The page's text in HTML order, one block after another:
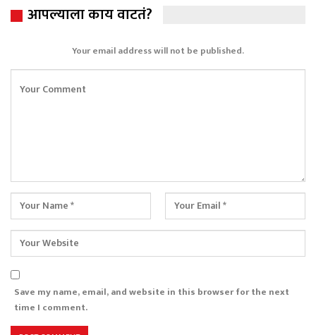
आपल्याला काय वाटतं?
Your email address will not be published.
Save my name, email, and website in this browser for the next
time I comment.